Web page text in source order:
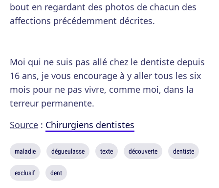
bout en regardant des photos de chacun des
affections précédemment décrites.
Moi qui ne suis pas allé chez le dentiste depuis
16 ans, je vous encourage à y aller tous les six
mois pour ne pas vivre, comme moi, dans la
terreur permanente.
Source : Chirurgiens dentistes
maladie dégueulasse texte découverte dentiste
exclusif dent